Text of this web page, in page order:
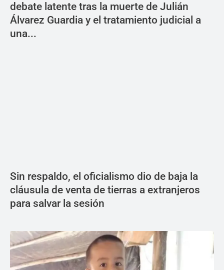
debate latente tras la muerte de Julián
Álvarez Guardia y el tratamiento judicial a
una...
Sin respaldo, el oficialismo dio de baja la
cláusula de venta de tierras a extranjeros
para salvar la sesión